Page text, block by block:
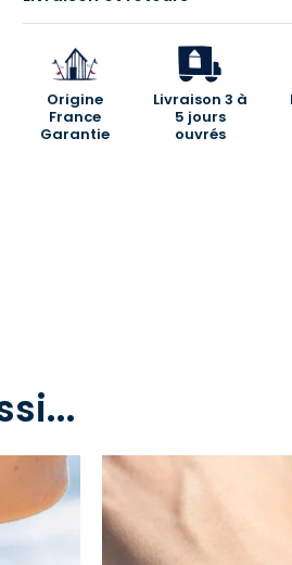
Origine
France
Garantie
Livraison 3 à
5 jours
ouvrés